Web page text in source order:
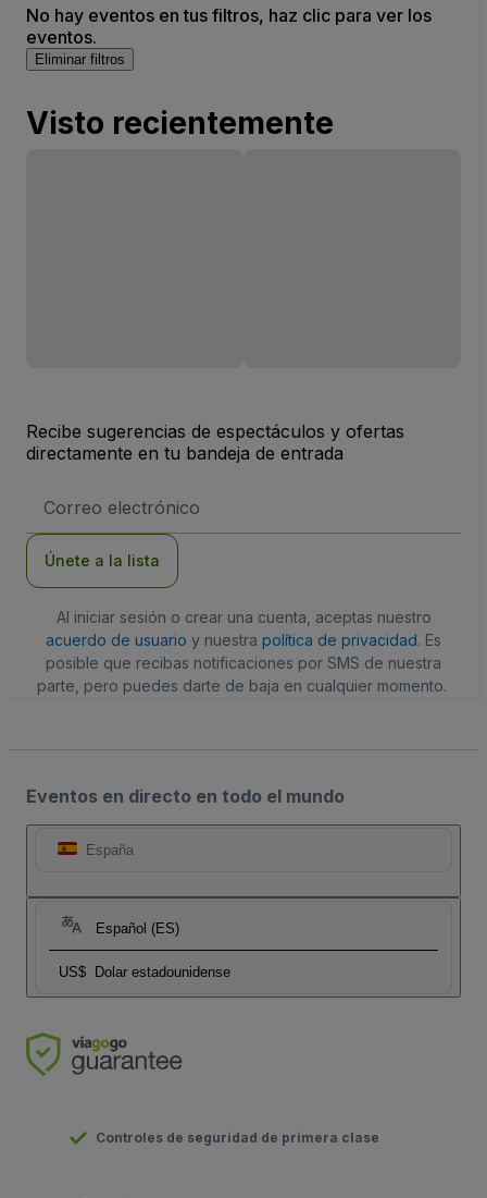
No hay eventos en tus filtros, haz clic para ver los
eventos.
Eliminar filtros
Visto recientemente
Recibe sugerencias de espectáculos y ofertas
directamente en tu bandeja de entrada
de
Únete a la lista
Al iniciar sesión o crear una cuenta, aceptas nuestro
acuerdo de usuario y nuestra política de privacidad. Es
posible que recibas notificaciones por SMS de nuestra
parte, pero puedes darte de baja en cualquier momento.
Eventos en directo en todo el mundo
España
Español (ES)
US$ Dolar estadounidense
Controles de seguridad de primera clase